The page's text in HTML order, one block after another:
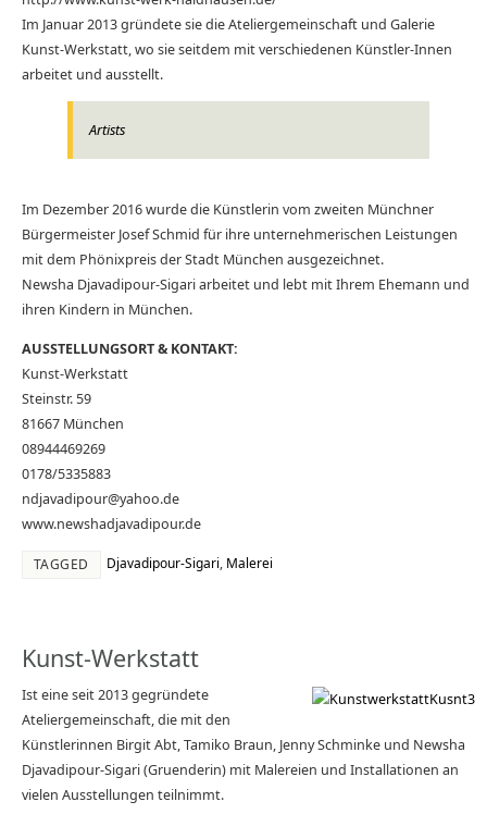
Im Januar 2013 gründete sie die Ateliergemeinschaft und Galerie
Kunst-Werkstatt, wo sie seitdem mit verschiedenen Künstler-Innen
arbeitet und ausstellt.
Artists
Im Dezember 2016 wurde die Künstlerin vom zweiten Münchner
Bürgermeister Josef Schmid für ihre unternehmerischen Leistungen
mit dem Phönixpreis der Stadt München ausgezeichnet.
Newsha Djavadipour-Sigari arbeitet und lebt mit Ihrem Ehemann und
ihren Kindern in München.
AUSSTELLUNGSORT & KONTAKT:
Kunst-Werkstatt
Steinstr. 59
81667 München
08944469269
0178/5335883
ndjavadipour@yahoo.de
www.newshadjavadipour.de
TAGGED Djavadipour-Sigari, Malerei
Kunst-Werkstatt
Ist eine seit 2013 gegründete
Ateliergemeinschaft, die mit den
Künstlerinnen Birgit Abt, Tamiko Braun, Jenny Schminke und Newsha
Djavadipour-Sigari (Gruenderin) mit Malereien und Installationen an
vielen Ausstellungen teilnimmt.